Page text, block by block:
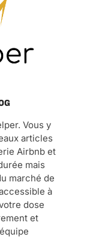
Vous y
articles
Airbnb et
mais
marché de
à
dose
et